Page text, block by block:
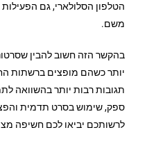
הטלפון הסלולארי, גם
משם.
בהקשר הזה חשוב להבין
יותר כשהם מופצים ברשתות
תגובות רבות יותר בהשוואה
ספק, שימוש בסרט תדמית
לרשותכם יביאו לכם חשיפה